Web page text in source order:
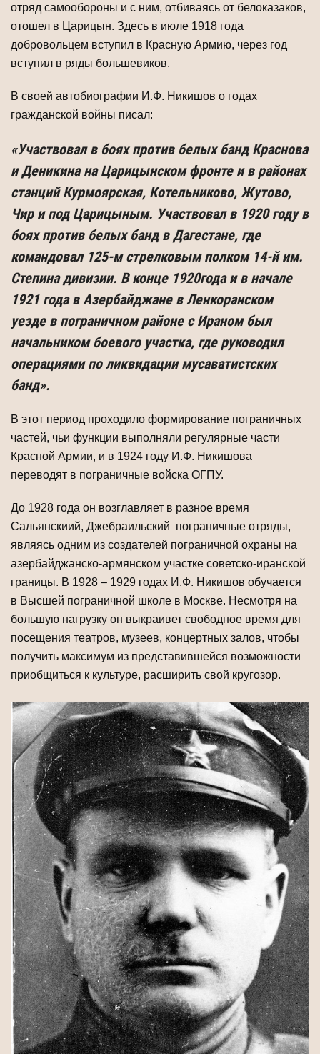
отряд самообороны и с ним, отбиваясь от белоказаков,
отошел в Царицын. Здесь в июле 1918 года
добровольцем вступил в Красную Армию, через год
вступил в ряды большевиков.
В своей автобиографии И.Ф. Никишов о годах
гражданской войны писал:
«Участвовал в боях против белых банд Краснова
и Деникина на Царицынском фронте и в районах
станций Курмоярская, Котельниково, Жутово,
Чир и под Царицыным. Участвовал в 1920 году в
боях против белых банд в Дагестане, где
командовал 125-м стрелковым полком 14-й им.
Степина дивизии. В конце 1920года и в начале
1921 года в Азербайджане в Ленкоранском
уезде в пограничном районе с Ираном был
начальником боевого участка, где руководил
операциями по ликвидации мусаватистских
банд».
В этот период проходило формирование пограничных
частей, чьи функции выполняли регулярные части
Красной Армии, и в 1924 году И.Ф. Никишова
переводят в пограничные войска ОГПУ.
До 1928 года он возглавляет в разное время
Сальянскиий, Джебраильский пограничные отряды,
являясь одним из создателей пограничной охраны на
азербайджанско-армянском участке советско-иранской
границы. В 1928 – 1929 годах И.Ф. Никишов обучается
в Высшей пограничной школе в Москве. Несмотря на
большую нагрузку он выкраивет свободное время для
посещения театров, музеев, концертных залов, чтобы
получить максимум из представившейся возможности
приобщиться к культуре, расширить свой кругозор.